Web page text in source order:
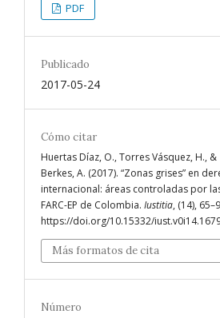
PDF
Publicado
2017-05-24
Cómo citar
Huertas Díaz, O., Torres Vásquez, H., &
Berkes, A. (2017). “Zonas grises” en
internacional: áreas controladas por
FARC-EP de Colombia. Iustitia, (14),
https://doi.org/10.15332/
Más formatos de cita
Número